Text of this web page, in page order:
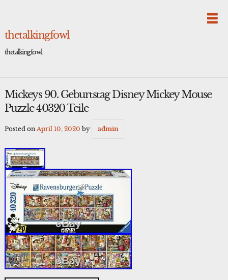
thetalkingfowl
thetalkingfowl
Mickeys 90. Geburtstag Disney Mickey Mouse
Puzzle 40320 Teile
Posted on April 10, 2020 by admin